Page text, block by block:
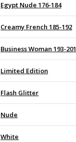
Egypt Nude 176-184
Creamy French 185-192
Business Woman 193-201
Limited Edition
Flash Glitter
Nude
White